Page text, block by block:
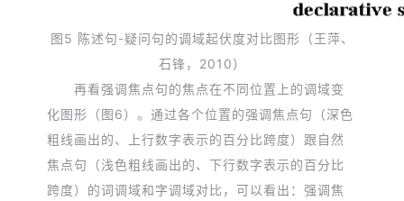
图5 陈述句-疑问句的调域起伏度对比图形 （王萍、
石锋，2010）
再看强调焦点句的焦点在不同位置上的调域变
化图形（图6）。通过各个位置的强调焦点句（深色
粗线画出的、上行数字表示的百分比跨度）跟自然
焦点句（浅色粗线画出的、下行数字表示的百分比
跨度）的词调域和字调域对比，可以看出：强调焦